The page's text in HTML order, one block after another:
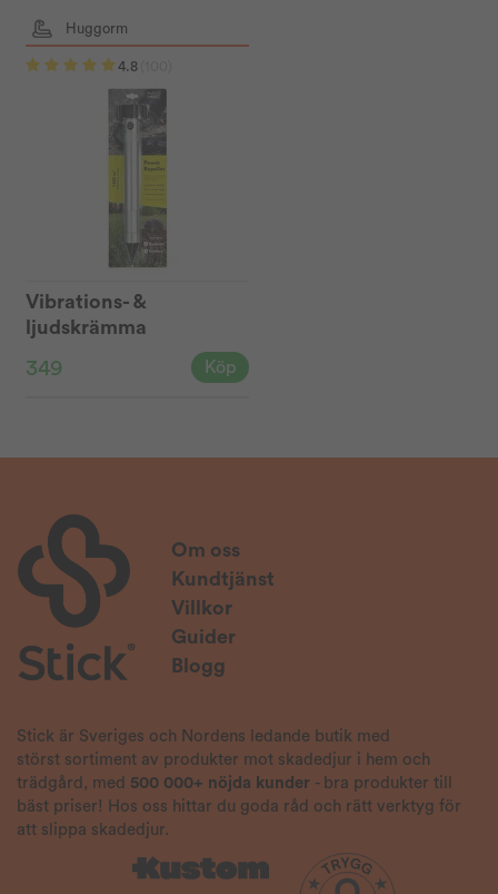
Huggorm
4.8
Vibrations- &
ljudskrämma
349 Köp
Om oss
Kundtjänst
Villkor
Guider
Blogg
Stick är Sveriges och Nordens ledande butik med
störst sortiment av produkter mot skadedjur i hem och
trädgård, med 500 000+ nöjda kunder - bra produkter till
bäst priser! Hos oss hittar du goda råd och rätt verktyg för
att slippa skadedjur.